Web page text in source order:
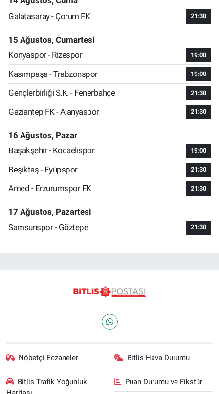
Galatasaray - Çorum FK
21:30
15 Ağustos, Cumartesi
Konyaspor - Rizespor
19:00
Kasımpaşa - Trabzonspor 19:00
Gençlerbirliği S.K. - Fenerbahçe 21:30
Gaziantep FK - Alanyaspor 21:30
16 Ağustos, Pazar
Başakşehir - Kocaelispor
19:00
Beşiktaş - Eyüpspor 21:30
Amed - Erzurumspor FK 21:30
17 Ağustos, Pazartesi
Samsunspor - Göztepe
21:30
Nöbetçi Eczaneler Bitlis Hava Durumu
Bitlis Trafik Yoğunluk
Puan Durumu ve Fikstür